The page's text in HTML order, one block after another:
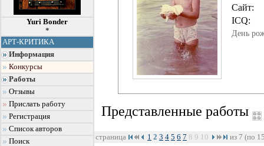
Yuri Bonder
*
АРТ-КРИТИКА
Информация
Конкурсы
Работы
Отзывы
Прислать работу
Регистрация
Список авторов
Поиск
Сайт:
ICQ:
День
Представленные работы
страница 1 2 3 4 5 6 7 8 9 10 из 7 (по